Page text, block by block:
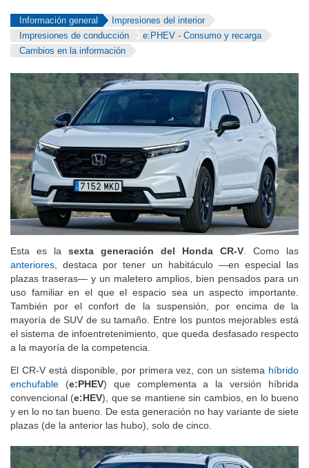
Información general
Impresiones del interior
Impresiones de conducción
e:PHEV - Consumo y recarga
Cambios en la información
Esta es la sexta generación del Honda CR-V . Como las
anteriores , destaca por tener un habitáculo —en especial las
plazas traseras— y un maletero amplios, bien pensados para un
uso familiar en el que el espacio sea un aspecto importante.
También por el confort de la suspensión, por encima de la
mayoría de SUV de su tamaño. Entre los puntos mejorables está
el sistema de infoentretenimiento, que queda desfasado respecto
a la mayoría de la competencia.
El CR-V está disponible, por primera vez, con un sistema híbrido
enchufable (e:PHEV) que complementa a la versión híbrida
convencional (e:HEV), que se mantiene sin cambios, en lo bueno
y en lo no tan bueno. De esta generación no hay variante de siete
plazas (de la anterior las hubo), solo de cinco.